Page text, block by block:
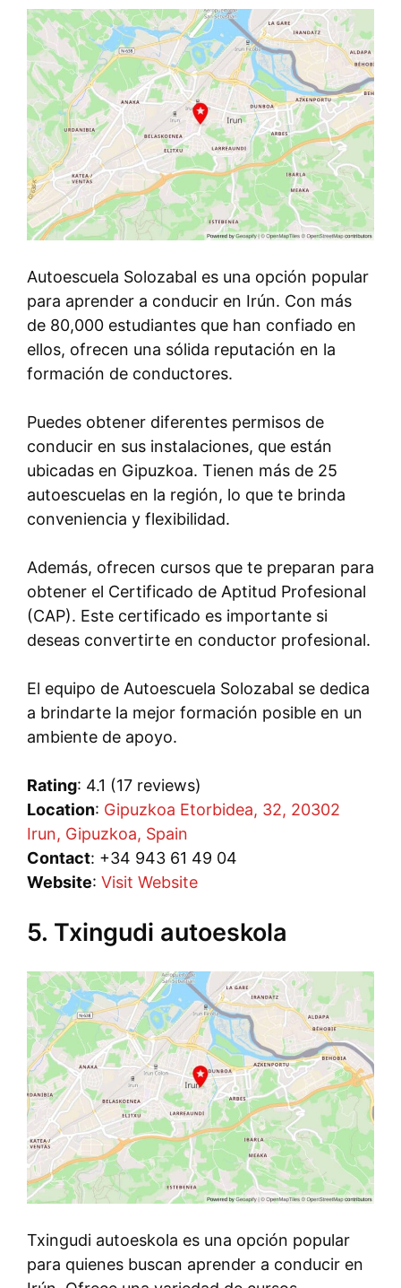
Autoescuela Solozabal es una opción popular
para aprender a conducir en Irún. Con más
de 80,000 estudiantes que han confiado en
ellos, ofrecen una sólida reputación en la
formación de conductores.
Puedes obtener diferentes permisos de
conducir en sus instalaciones, que están
ubicadas en Gipuzkoa. Tienen más de 25
autoescuelas en la región, lo que te brinda
conveniencia y flexibilidad.
Además, ofrecen cursos que te preparan para
obtener el Certificado de Aptitud Profesional
(CAP). Este certificado es importante si
deseas convertirte en conductor profesional.
El equipo de Autoescuela Solozabal se dedica
a brindarte la mejor formación posible en un
ambiente de apoyo.
Rating: 4.1 (17 reviews)
Location: Gipuzkoa Etorbidea, 32, 20302
Irun, Gipuzkoa, Spain
Contact: +34 943 61 49 04
Website: Visit Website
5. Txingudi autoeskola
Txingudi autoeskola es una opción popular
para quienes buscan aprender a conducir en